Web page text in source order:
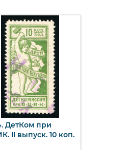
Быстрый просмотр
ДетКом при
II выпуск. 10 коп.